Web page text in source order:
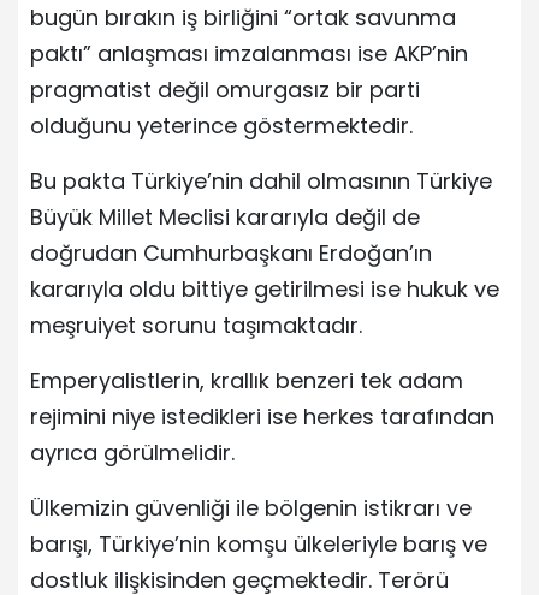
bugün bırakın iş birliğini “ortak savunma
paktı” anlaşması imzalanması ise AKP’nin
pragmatist değil omurgasız bir parti
olduğunu yeterince göstermektedir.
Bu pakta Türkiye’nin dahil olmasının Türkiye
Büyük Millet Meclisi kararıyla değil de
doğrudan Cumhurbaşkanı Erdoğan’ın
kararıyla oldu bittiye getirilmesi ise hukuk ve
meşruiyet sorunu taşımaktadır.
Emperyalistlerin, krallık benzeri tek adam
rejimini niye istedikleri ise herkes tarafından
ayrıca görülmelidir.
Ülkemizin güvenliği ile bölgenin istikrarı ve
barışı, Türkiye’nin komşu ülkeleriyle barış ve
dostluk ilişkisinden geçmektedir. Terörü